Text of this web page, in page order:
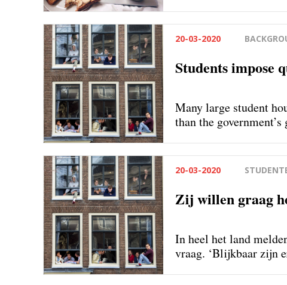
20-03-2020
Students impose
Many large student
than the
20-03-2020
Zij willen graag
In heel het land
vraag. ‘Blijkbaar zijn